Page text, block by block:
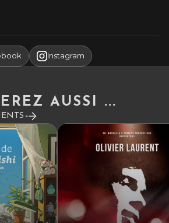
Instagram
AUSSI ...